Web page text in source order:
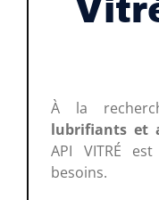
À la
lubrifiants et
API VITRÉ
besoins.